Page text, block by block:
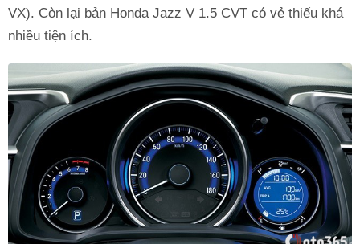
VX). Còn lại bản Honda Jazz V 1.5 CVT có vẻ thiếu khá
nhiều tiện ích.